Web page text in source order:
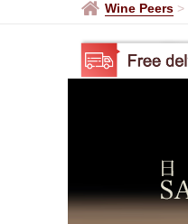
Wine Peers >